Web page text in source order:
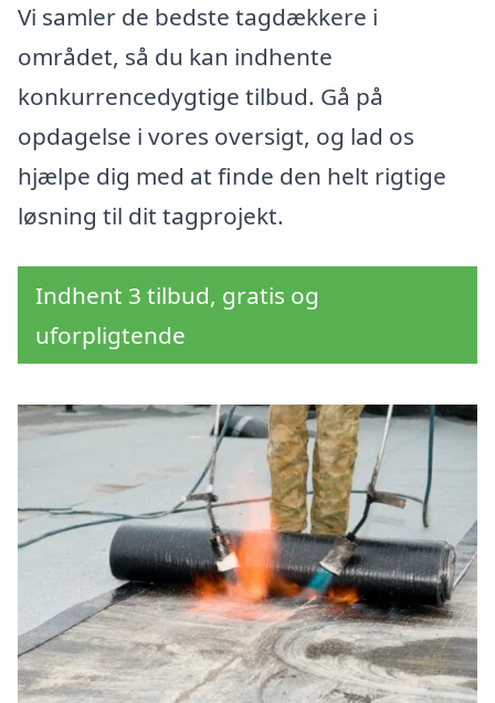
Vi samler de bedste tagdækkere i
området, så du kan indhente
konkurrencedygtige tilbud. Gå på
opdagelse i vores oversigt, og lad os
hjælpe dig med at finde den helt rigtige
løsning til dit tagprojekt.
Indhent 3 tilbud, gratis og
uforpligtende